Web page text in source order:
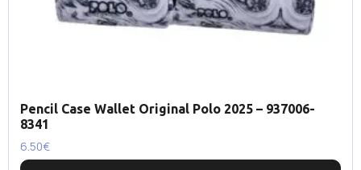
Pencil Case Wallet Original Polo 2025 – 937006-
8341
6.50€